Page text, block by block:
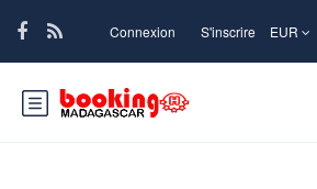
Connexion S'inscrire EUR